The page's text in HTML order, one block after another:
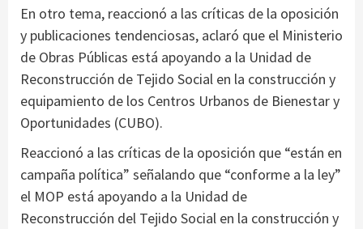
En otro tema, reaccionó a las críticas de la oposición
y publicaciones tendenciosas, aclaró que el Ministerio
de Obras Públicas está apoyando a la Unidad de
Reconstrucción de Tejido Social en la construcción y
equipamiento de los Centros Urbanos de Bienestar y
Oportunidades (CUBO).
Reaccionó a las críticas de la oposición que “están en
campaña política” señalando que “conforme a la ley”
el MOP está apoyando a la Unidad de
Reconstrucción del Tejido Social en la construcción y